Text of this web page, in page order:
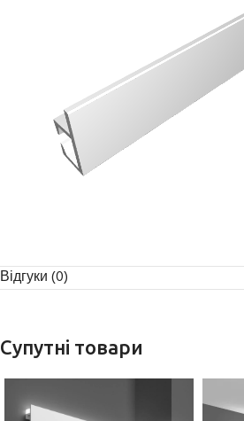
Відгуки (0)
Супутні товари